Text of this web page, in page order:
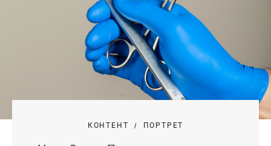
КОНТЕНТ ПОРТРЕТ